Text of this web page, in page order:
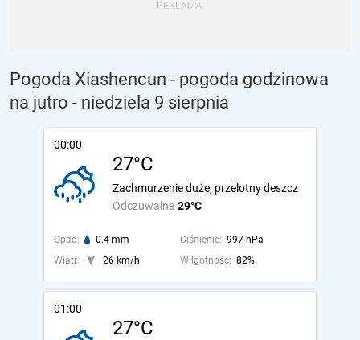
Pogoda Xiashencun - pogoda godzinowa
na jutro - niedziela 9 sierpnia
00:00
27°C
Odczuwalna 29°C
Zachmurzenie duże, przelotny deszcz
Opad: 0.4 mm Ciśnienie: 997 hPa
Wiatr:
26 km/h Wilgotność: 82%
01:00
27°C